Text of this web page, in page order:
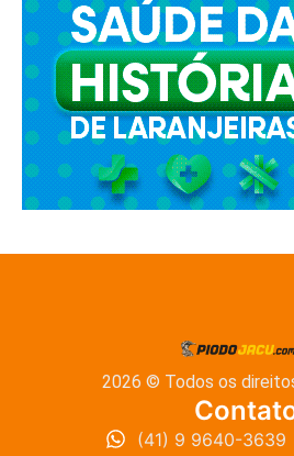
2026 © Todos os
(41) 9 9640-3639